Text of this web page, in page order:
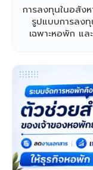
การลงทุนในอสัง
รูปแบบการลง
เฉพาะหอพัก แล